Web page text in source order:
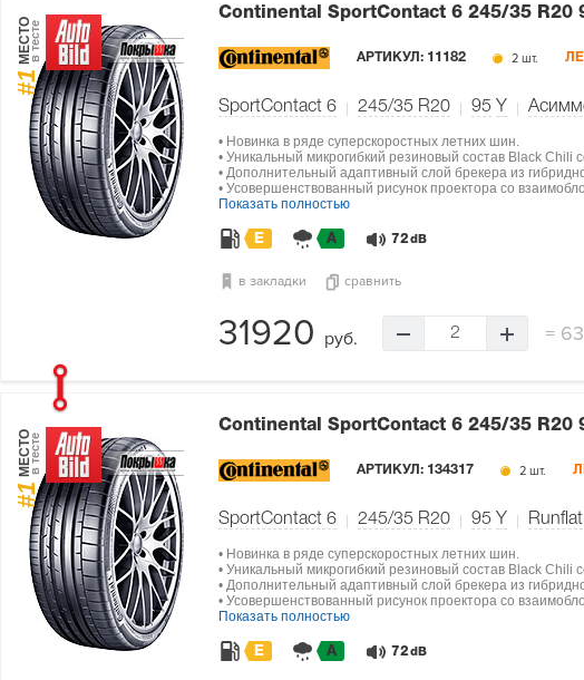
#1
МЕСТОв тесте
Continental SportContact 6 245/35 R20
АРТИКУЛ: 11182 2 шт.
SportContact 6 245/35 R20 95 Y
• Новинка в ряде суперскоростных летних шин.
• Уникальный микрогибкий резиновый состав Black
• Дополнительный адаптивный слой брекера из
• Усовершенствованный рисунок проектора со
Показать полностью
E A 72 dB
в закладки сравнить
31920 руб. 2 =
#1
МЕСТОв тесте
Continental SportContact 6 245/35 R20
АРТИКУЛ: 134317 2 шт.
SportContact 6 245/35 R20 95 Y Runflat
• Новинка в ряде суперскоростных летних шин.
• Уникальный микрогибкий резиновый состав Black
• Дополнительный адаптивный слой брекера из
• Усовершенствованный рисунок проектора со
Показать полностью
E A 72 dB